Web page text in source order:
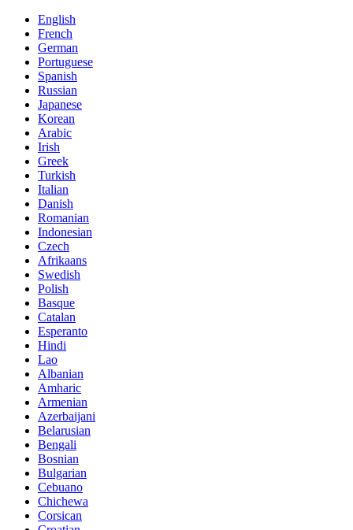
English
French
German
Portuguese
Spanish
Russian
Japanese
Korean
Arabic
Irish
Greek
Turkish
Italian
Danish
Romanian
Indonesian
Czech
Afrikaans
Swedish
Polish
Basque
Catalan
Esperanto
Hindi
Lao
Albanian
Amharic
Armenian
Azerbaijani
Belarusian
Bengali
Bosnian
Bulgarian
Cebuano
Chichewa
Corsican